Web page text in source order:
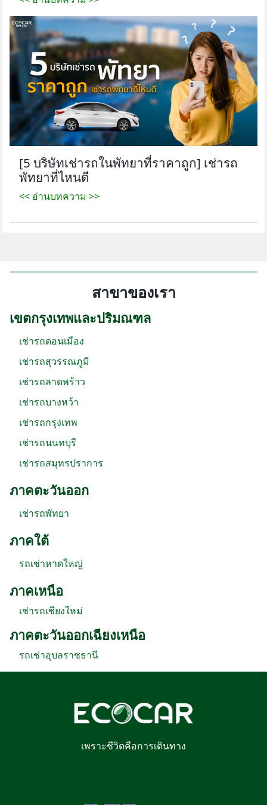
[5 บริษัทเช่ารถในพัทยาที่ราคาถูก] เช่ารถ
พัทยาที่ไหนดี
<< อ่านบทความ >>
สาขาของเรา
เขตกรุงเทพและปริมณฑล
เช่ารถดอนเมือง
เช่ารถสุวรรณภูมิ
เช่ารถลาดพร้าว
เช่ารถบางหว้า
เช่ารถกรุงเทพ
เช่ารถนนทบุรี
เช่ารถสมุทรปราการ
ภาคตะวันออก
เช่ารถพัทยา
ภาคใต้
รถเช่าหาดใหญ่
ภาคเหนือ
เช่ารถเชียงใหม่
ภาคตะวันออกเฉียงเหนือ
รถเช่าอุบลราชธานี
เพราะชีวิตคือการเดินทาง